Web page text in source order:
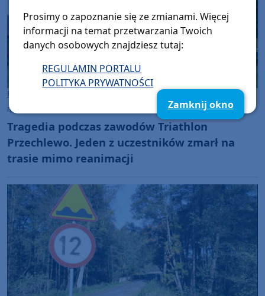
Powiat Człuchowski
niedziela, 14 czerwca 2026, 17:10
Tragedia podczas zawodów Triathlon
Przechlewo. Jeden z uczestników zmarł na
trasie mimo reanimacji
Prosimy o zapoznanie się ze zmianami. Więcej
informacji na temat przetwarzania Twoich
danych osobowych znajdziesz tutaj:
REGULAMIN PORTALU
POLITYKA PRYWATNOŚCI
Zamknij okno